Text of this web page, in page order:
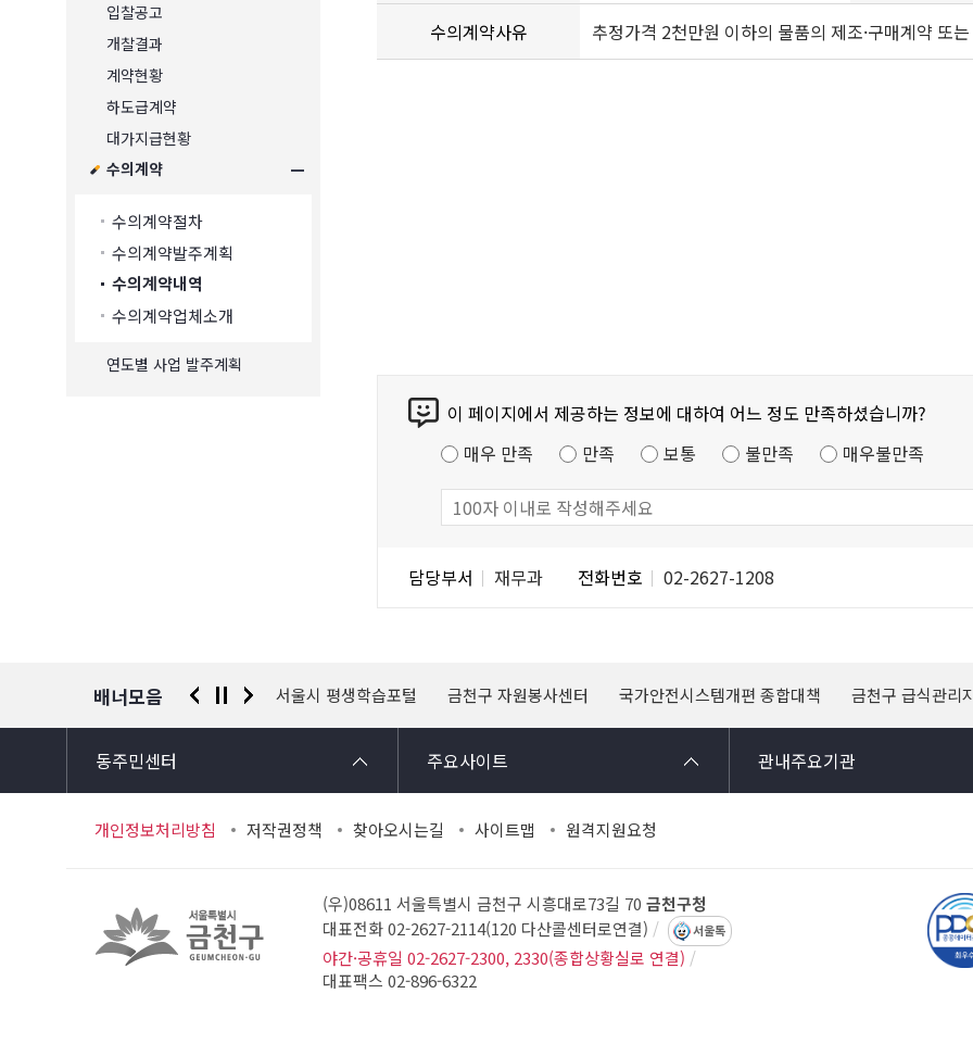
입찰공고
개찰결과
계약현황
하도급계약
대가지급현황
수의계약
수의계약절차
수의계약발주계획
수의계약내역
수의계약업체소개
연도별 사업 발주계획
수의계약사유 추정가격 2천만원 이하의 물품의 제조·구매계약 또
이 페이지에서 제공하는 정보에 대하여 어느 정도 만족하셨습니까?
매우 만족
만족 보통 불만족 매우불만족
담당부서 재무과 전화번호 02-2627-1208
배너모음
경찰청 유실물 통합포털 서울시 평생학습포털 금천구 자원봉사센터 국가안전시스템개편 종합대책 금천구 급식관리
동주민센터 주요사이트 관내주요기관
개인정보처리방침 저작권정책 찾아오시는길 사이트맵 원격지원요청
(우)08611 서울특별시 금천구 시흥대로73길 70 금천구청
대표전화 02-2627-2114(120 다산콜센터로연결) 서울톡
야간·공휴일 02-2627-2300, 2330(종합상황실로 연결)
대표팩스 02-896-6322